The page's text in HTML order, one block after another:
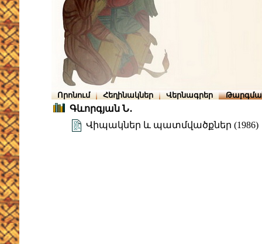
Որոնում Հեղինակներ Վերնագրեր
Գևորգյան Ն․
Վիպակներ և պատմվածքներ (1986)